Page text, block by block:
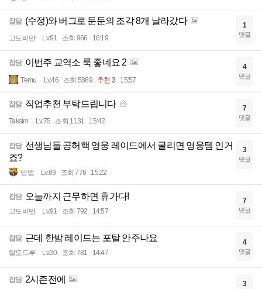
잡담 (수정)와 버그로 둔둔의 조각 8개 날라갔다
고도비만 Lv.91 조회 966 16:19
1
댓글
잡담 이번주 교역소 룩 좋네요 2
Temu Lv.46 조회 5889 추천 3 15:57
4
댓글
잡담 직업추천 부탁드립니다
Taksim Lv.75 조회 1131 15:42
7
댓글
잡담 선생님들 공허핵 영웅 레이드에서 굴리면 영웅템 인거
죠?
냉법 Lv.69 조회 776 15:22
3
댓글
잡담 오늘까지 근무하면 휴가다!
고도비만 Lv.91 조회 792 14:57
7
댓글
잡담 근데 한밤 레이드는 포탈 안주나요
탈도드루 Lv.30 조회 781 14:47
4
댓글
잡담 2시즌전에 3